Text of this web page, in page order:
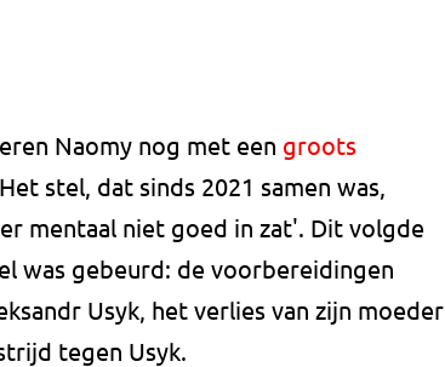
Naomy nog met een groots
stel, dat sinds 2021 samen was,
mentaal niet goed in zat'. Dit volgde
was gebeurd: de voorbereidingen
Usyk, het verlies van zijn moeder
tegen Usyk.